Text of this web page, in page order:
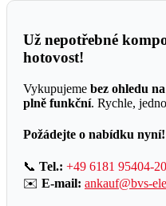
Už nepotřebné
hotovost!
Vykupujeme bez ohledu
plně funkční. Rychle,
Požádejte o nabídku nyní!
📞 Tel.: +49 6181 95404-
✉️ E-mail: ankauf@bvs-